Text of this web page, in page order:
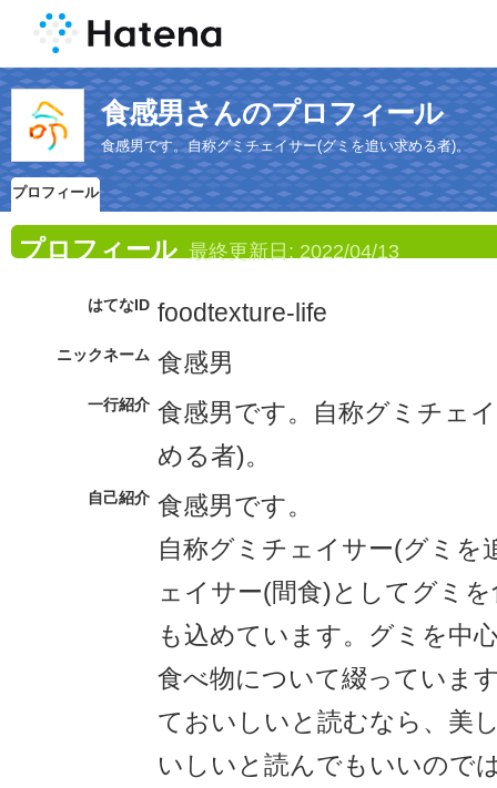
食感男さんのプロフィール
食感男です。自称グミチェイサー(グミを追い求める者)。
プロフィール
プロフィール 最終更新日: 2022/04/13
はてなID foodtexture-life
ニックネーム 食感男
一行紹介 食感男です。自称グミチェ
める者)。
自己紹介 食感男です。
自称グミチェイサー(グミを
ェイサー(間食)としてグミ
も込めています。グミを中
食べ物について綴っていま
ておいしいと読むなら、美
いしいと読んでもいいので